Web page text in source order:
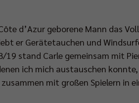
d’Azur geborene Mann das
er Gerätetauchen und
stand Carle gemeinsam mit
ich mich austauschen
mit großen Spielern in